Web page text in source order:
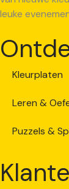
leuke
Kleurplaten
Leren &
Puzzels &